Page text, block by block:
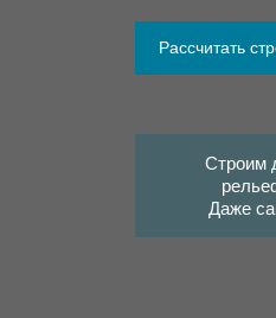
Рассчитать
Строим
Даже